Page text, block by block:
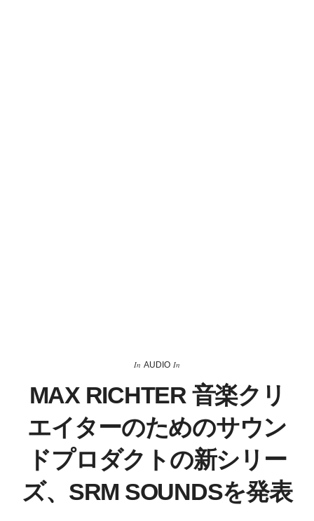
In AUDIO In
MAX RICHTER 音楽クリ
エイターのためのサウン
ドプロダクトの新シリー
ズ、SRM SOUNDSを発表